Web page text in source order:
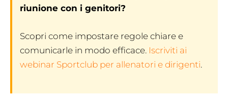
riunione con i genitori?
Scopri come impostare regole chiare e
comunicarle in modo efficace. Iscriviti ai
webinar Sportclub per allenatori e dirigenti.